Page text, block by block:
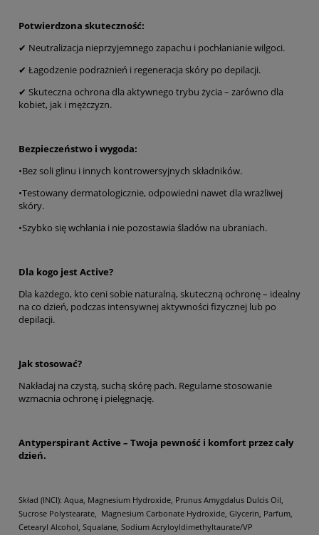
Potwierdzona skuteczność:
✔ Neutralizacja nieprzyjemnego zapachu i pochłanianie wilgoci.
✔ Łagodzenie podrażnień i regeneracja skóry po depilacji.
✔ Skuteczna ochrona dla aktywnego trybu życia – zarówno dla
kobiet, jak i mężczyzn.
Bezpieczeństwo i wygoda:
•Bez soli glinu i innych kontrowersyjnych składników.
•Testowany dermatologicznie, odpowiedni nawet dla wrażliwej
skóry.
•Szybko się wchłania i nie pozostawia śladów na ubraniach.
Dla kogo jest Active?
Dla każdego, kto ceni sobie naturalną, skuteczną ochronę – idealny
na co dzień, podczas intensywnej aktywności fizycznej lub po
depilacji.
Jak stosować?
Nakładaj na czystą, suchą skórę pach. Regularne stosowanie
wzmacnia ochronę i pielęgnację.
Antyperspirant Active – Twoja pewność i komfort przez cały
dzień.
Skład (INCI): Aqua, Magnesium Hydroxide, Prunus Amygdalus Dulcis Oil,
Sucrose Polystearate, Magnesium Carbonate Hydroxide, Glycerin, Parfum,
Cetearyl Alcohol, Squalane, Sodium Acryloyldimethyltaurate/VP